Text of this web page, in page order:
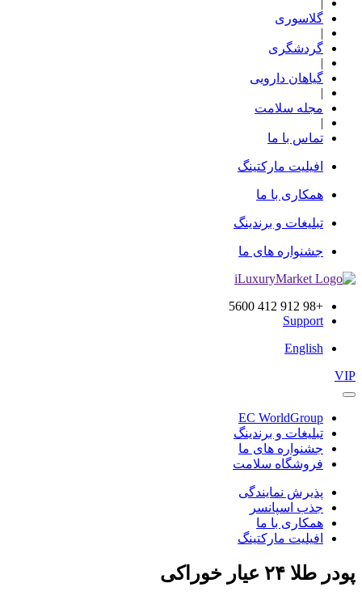
گلاسوری
|
گردشگری
|
گیاهان دارویی
|
مجله سلامت
|
تماس با ما
افیلیت مارکتینگ
همکاری با ما
تبلیغات و برندینگ
جشنواره های ما
+98 912 412 5600
Support
English
VIP
EC WorldGroup
تبلیغات و برندینگ
جشنواره های ما
فروشگاه سلامت
پذیرش نمایندگی
جذب اسپانسر
همکاری با ما
افیلیت مارکتینگ
پودر طلا ۲۴ عیار خوراکی